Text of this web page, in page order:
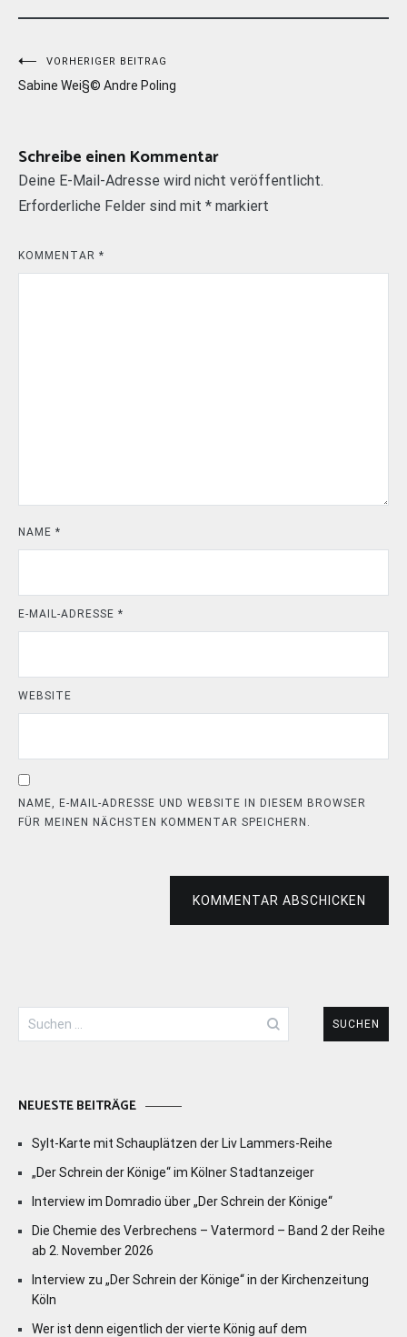
Beitragsnavigation
VORHERIGER BEITRAG
Sabine Wei§© Andre Poling
Schreibe einen Kommentar
Deine E-Mail-Adresse wird nicht veröffentlicht.
Erforderliche Felder sind mit * markiert
KOMMENTAR *
NAME *
E-MAIL-ADRESSE *
WEBSITE
NAME, E-MAIL-ADRESSE UND WEBSITE IN DIESEM BROWSER
FÜR MEINEN NÄCHSTEN KOMMENTAR SPEICHERN.
KOMMENTAR ABSCHICKEN
Suchen
nach:
NEUESTE BEITRÄGE
Sylt-Karte mit Schauplätzen der Liv Lammers-Reihe
„Der Schrein der Könige“ im Kölner Stadtanzeiger
Interview im Domradio über „Der Schrein der Könige“
Die Chemie des Verbrechens – Vatermord – Band 2 der Reihe
ab 2. November 2026
Interview zu „Der Schrein der Könige“ in der Kirchenzeitung
Köln
Wer ist denn eigentlich der vierte König auf dem